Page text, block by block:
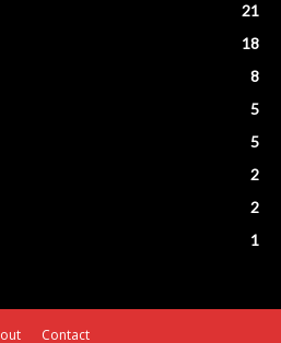
21
18
8
5
5
2
2
1
Contact